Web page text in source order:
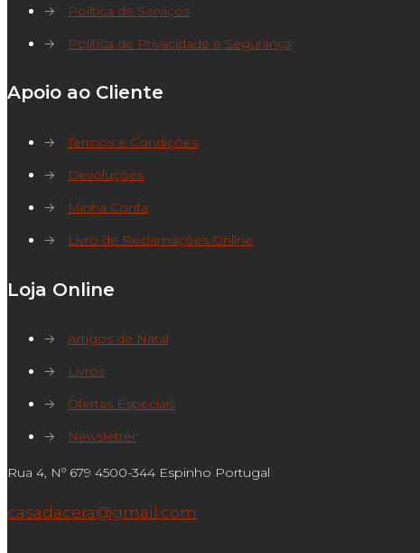
→
Política de Serviços
→
Política de Privacidade e Segurança
Apoio ao Cliente
→
Termos e Condições
→
Devoluções
→
Minha Conta
→
Livro de Reclamações Online
Loja Online
→
Artigos de Natal
→
Livros
→
Ofertas Especiais
→
Newsletter
Rua 4, Nº 679 4500-344 Espinho Portugal
casadacera@gmail.com